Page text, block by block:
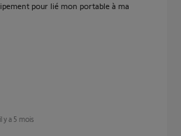
pour lié mon portable à ma
il y a 5 mois